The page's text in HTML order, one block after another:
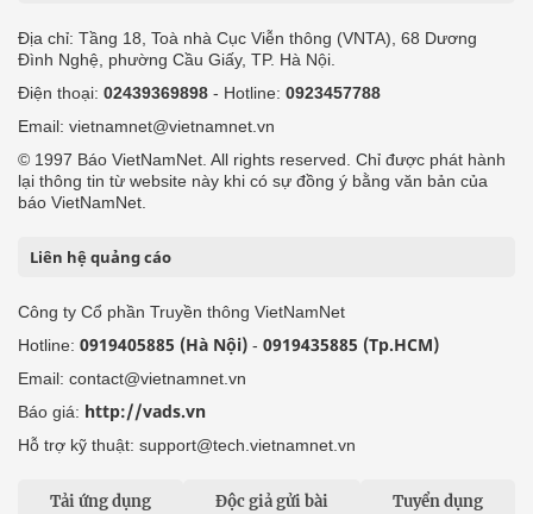
Địa chỉ: Tầng 18, Toà nhà Cục Viễn thông (VNTA), 68 Dương
Đình Nghệ, phường Cầu Giấy, TP. Hà Nội.
Điện thoại: 02439369898 - Hotline: 0923457788
Email: vietnamnet@vietnamnet.vn
© 1997 Báo VietNamNet. All rights reserved. Chỉ được phát hành
lại thông tin từ website này khi có sự đồng ý bằng văn bản của
báo VietNamNet.
Liên hệ quảng cáo
Công ty Cổ phần Truyền thông VietNamNet
Hotline: 0919405885 (Hà Nội) - 0919435885 (Tp.HCM)
Email: contact@vietnamnet.vn
Báo giá: http://vads.vn
Hỗ trợ kỹ thuật: support@tech.vietnamnet.vn
Tải ứng dụng Độc giả gửi bài Tuyển dụng